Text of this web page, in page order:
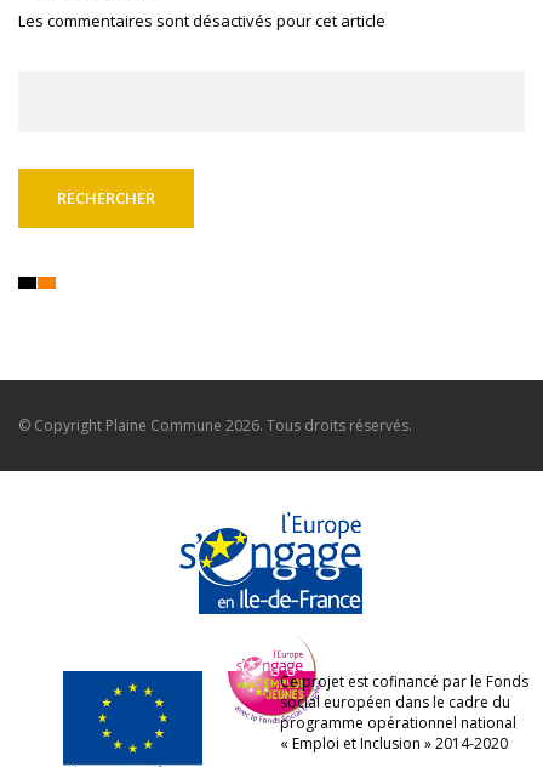
Les commentaires sont désactivés pour cet article
© Copyright Plaine Commune 2026. Tous droits réservés.
Ce projet est cofinancé par le Fonds
social européen dans le cadre du
programme opérationnel national
« Emploi et Inclusion » 2014-2020